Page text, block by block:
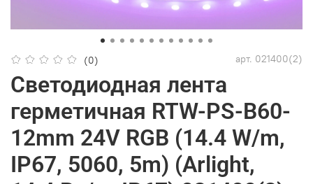
(0) арт. 021400(2)
Светодиодная лента
герметичная RTW-PS-B60-
12mm 24V RGB (14.4 W/m,
IP67, 5060, 5m) (Arlight,